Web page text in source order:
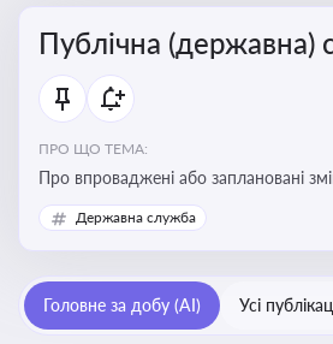
Публічна (державна)
ПРО ЩО ТЕМА:
Про впроваджені або заплановані
судової практики щодо держслужби,
для посадовців, вплив новацій на
дотримання етичних стандартів
Державна служба
Головне за добу (AI) Усі